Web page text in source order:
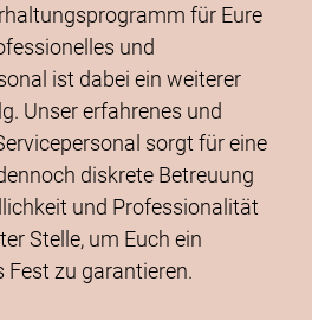
für Eure
und
ist dabei ein weiterer
Unser erfahrenes und
sorgt für eine
diskrete Betreuung
und Professionalität
Stelle, um Euch ein
Fest zu garantieren.